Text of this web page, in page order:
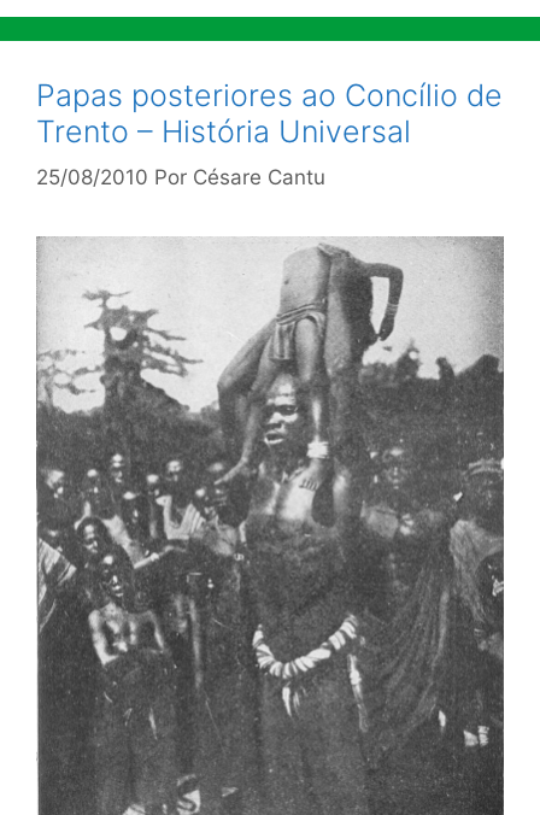
Papas posteriores ao Concílio de
Trento – História Universal
25/08/2010 Por Césare Cantu